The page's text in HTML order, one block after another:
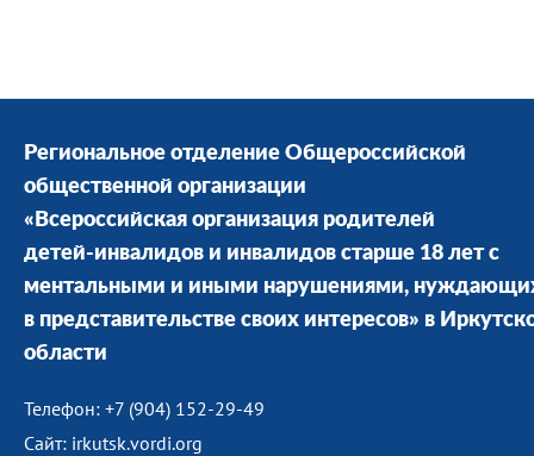
Региональное отделение Общероссийской
общественной организации
«Всероссийская организация родителей
детей-инвалидов и инвалидов старше 18 лет с
ментальными и иными нарушениями,
в представительстве своих интересов» в
области
Телефон: +7 (904) 152-29-49
Сайт: irkutsk.vordi.org